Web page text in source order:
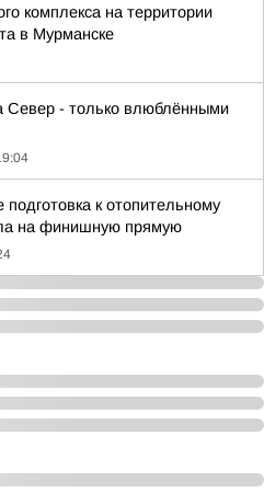
комплекса на территории
в Мурманске
Север - только влюблёнными
к отопительному
на финишную прямую